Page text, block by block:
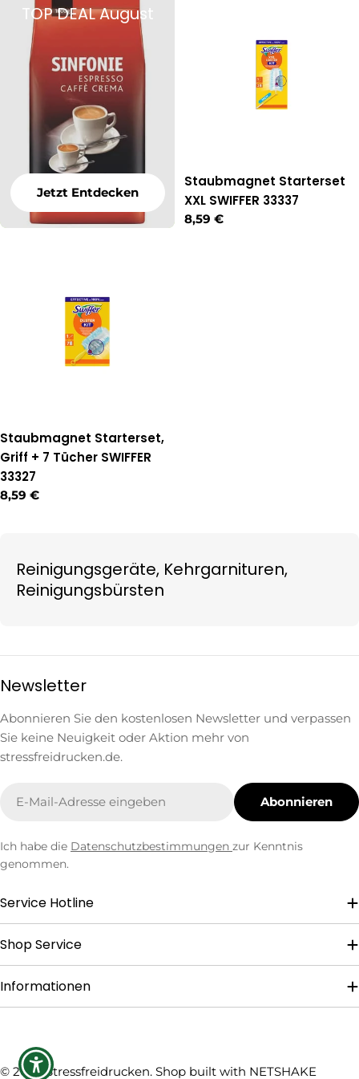
TOP DEAL August
Jetzt Entdecken
Staubmagnet Starterset
XXL SWIFFER 33337
Regulärer
8,59 €
Staubmagnet Starterset,
Griff + 7 Tücher SWIFFER
33327
Regulärer
8,59 €
Reinigungsgeräte, Kehrgarnituren,
Reinigungsbürsten
Service Hotline
Shop Service
Informationen
Newsletter
Abonnieren Sie den kostenlosen Newsletter und verpassen
Sie keine Neuigkeit oder Aktion mehr von
stressfreidrucken.de.
Mail
Abonnieren
Ich habe die Datenschutzbestimmungen zur Kenntnis
genommen.
Zahlungsmethoden
© 2026Stressfreidrucken. Shop built with NETSHAKE